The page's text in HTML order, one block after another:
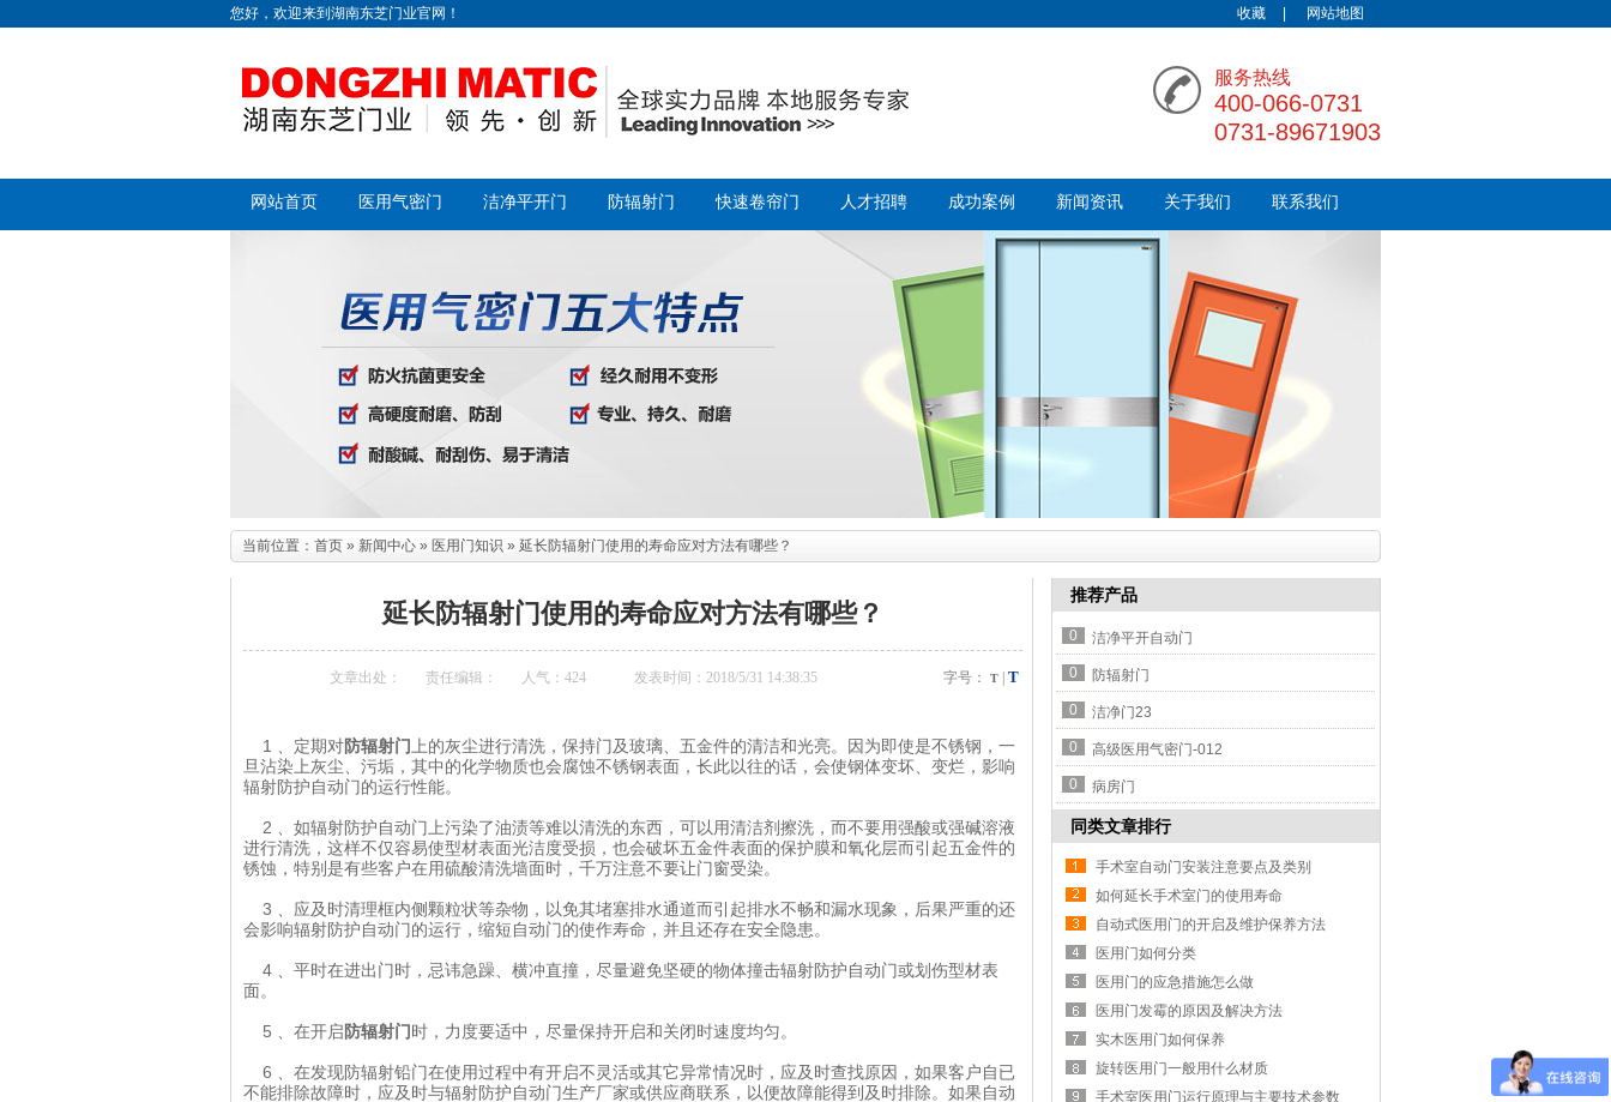
您好，欢迎来到湖南东芝门业官网！ 收藏 网站地图
服务热线
400-066-0731
0731-89671903
网站首页 医用气密门 洁净平开门 防辐射门 快速卷帘门 人才招聘 成功案例 新闻资讯 关于我们 联系我们
当前位置： 首页 » 新闻中心 » 医用门知识 » 延长防辐射门使用的寿命应对方法有哪些？
延长防辐射门使用的寿命应对方法有哪些？
字号： T T
文章出处： 责任编辑： 人气： 424 发表时间：2018/5/31 14:38:35
1 、定期对防辐射门 上的灰尘进行清洗，保持门及玻璃、五金件的清洁和光亮。因为即使是不锈钢，一
旦沾染上灰尘、污垢，其中的化学物质也会腐蚀不锈钢表面，长此以往的话，会使钢体变坏、变烂，影响
辐射防护自动门的运行性能。
2 、如辐射防护自动门上污染了油渍等难以清洗的东西，可以用清洁剂擦洗，而不要用强酸或强碱溶液
进行清洗，这样不仅容易使型材表面光洁度受损，也会破坏五金件表面的保护膜和氧化层而引起五金件的
锈蚀，特别是有些客户在用硫酸清洗墙面时，千万注意不要让门窗受染。
3 、应及时清理框内侧颗粒状等杂物，以免其堵塞排水通道而引起排水不畅和漏水现象，后果严重的还
会影响辐射防护自动门的运行，缩短自动门的使作寿命，并且还存在安全隐患。
4 、平时在进出门时，忌讳急躁、横冲直撞，尽量避免坚硬的物体撞击辐射防护自动门或划伤型材表
面。
5 、在开启防辐射门时，力度要适中，尽量保持开启和关闭时速度均匀。
6 、在发现防辐射铅门在使用过程中有开启不灵活或其它异常情况时，应及时查找原因，如果客户自已
不能排除故障时，应及时与辐射防护自动门生产厂家或供应商联系，以便故障能得到及时排除。如果自动
推荐产品
0 洁净平开自动门
0 防辐射门
0 洁净门23
0 高级医用气密门-012
0 病房门
同类文章排行
手术室自动门安装注意要点及类别
如何延长手术室门的使用寿命
自动式医用门的开启及维护保养方法
医用门如何分类
医用门的应急措施怎么做
医用门发霉的原因及解决方法
实木医用门如何保养
旋转医用门一般用什么材质
手术室医用门运行原理与主要技术参数